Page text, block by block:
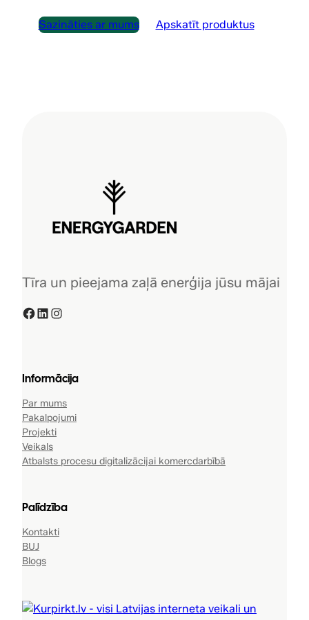
Sazināties ar mums Apskatīt produktus
Tīra un pieejama zaļā enerģija jūsu mājai
Facebook LinkedIn Instagram
Informācija
Par mums
Pakalpojumi
Projekti
Veikals
Atbalsts procesu digitalizācijai komercdarbībā
Palīdzība
Kontakti
BUJ
Blogs